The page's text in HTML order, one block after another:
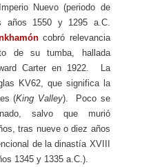
Nuevo (periodo de
años 1550 y 1295 a.C.
cobró relevancia
de su tumba, hallada
Carter en 1922. La
KV62, que significa la
(King Valley). Poco se
salvo que murió
tras nueve o diez años
de la dinastía XVIII
1345 y 1335 a.C.).